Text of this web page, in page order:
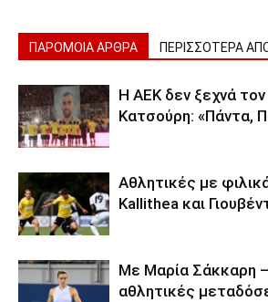
ΠΑΡΟΜΟΙΑ ΑΡΘΡΑ ΠΕΡΙΣΣΟΤΕΡΑ
Η ΑΕΚ δεν ξεχνά
Κατσούρη: «Πάντα,
Αθλητικές με
Kallithea και
Με Μαρία Σάκκαρη
αθλητικές